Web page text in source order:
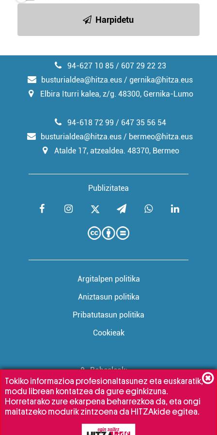
irakurri
Harpidetu
94-627 10 85 / 607 29 22 23
busturialdea@hitza.eus / gernika@hitza.eus
Elbira Iturri kalea, z/g. 48300, Gernika-Lumo
Publizitatea
94-618 72 99 / 647 35 56 54
busturialdea@hitza.eus / bermeo@hitza.eus
Atalde 17, atzealdea. 48370, Bermeo
Argitalpen politika
Aniztasun politika
Pribatutasun politika
Cookieak
Babesleak:
Tokiko informazioa profesionaltasunez eta euskaratik,
modu librean kontatzea da gure eginkizuna.
Horretarako zure ekarpena beharrezkoa da, eta ongi
maitatzeko modurik zintzoena da HITZAkide egitea.